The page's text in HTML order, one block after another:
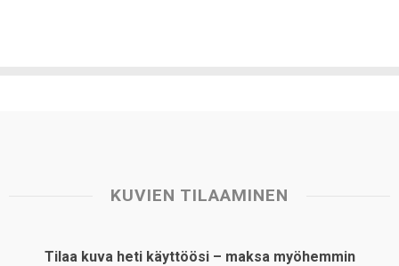
KUVIEN TILAAMINEN
Tilaa kuva heti käyttöösi – maksa myöhemmin